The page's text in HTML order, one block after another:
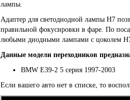
лампы.
Адаптер для светодиодной лампы H7
правильной фокусировки в фаре. По
любыми диодными лампами с цоколем
Данные модели переходников
BMW E39-2 5 серия 1997-2003
Если вашего авто нет в списке, то